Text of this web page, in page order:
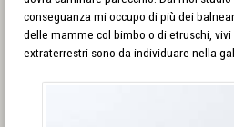
conseguanza mi occupo di più dei
delle mamme col bimbo o di etruschi,
extraterrestri sono da individuare nella